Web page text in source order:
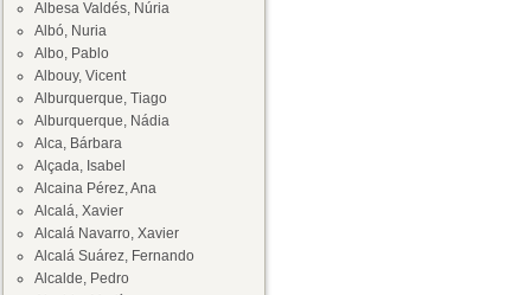
Albesa Valdés, Núria
Albó, Nuria
Albo, Pablo
Albouy, Vicent
Alburquerque, Tiago
Alburquerque, Nádia
Alca, Bárbara
Alçada, Isabel
Alcaina Pérez, Ana
Alcalá, Xavier
Alcalá Navarro, Xavier
Alcalá Suárez, Fernando
Alcalde, Pedro